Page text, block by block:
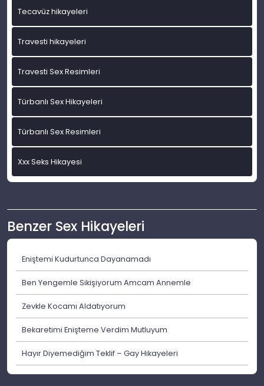
Tecavüz hikayeleri
Travesti hikayeleri
Travesti Sex Resimleri
Türbanlı Sex Hikayeleri
Türbanlı Sex Resimleri
Xxx Seks Hikayesi
Benzer Sex Hikayeleri
Eniştemi Kudurtunca Dayanamadı
Ben Yengemle Sikişiyorum Amcam Annemle
Zevkle Kocamı Aldatıyorum
Bekaretimi Enişteme Verdim Mutluyum
Hayır Diyemediğim Teklif – Gay Hikayeleri